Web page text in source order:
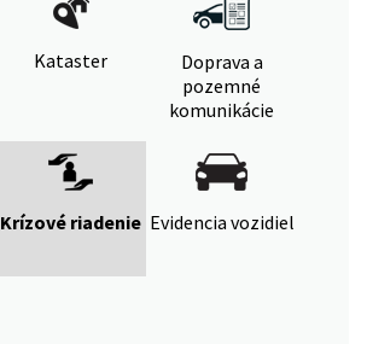
Kataster
Doprava a
pozemné
komunikácie
Krízové riadenie Evidencia vozidiel